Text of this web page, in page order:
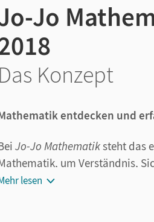
Jo
Das Konzept
entdecken und
Jo-Jo Mathematiksteht das
um Verständnis,
mit Raum und
lesen